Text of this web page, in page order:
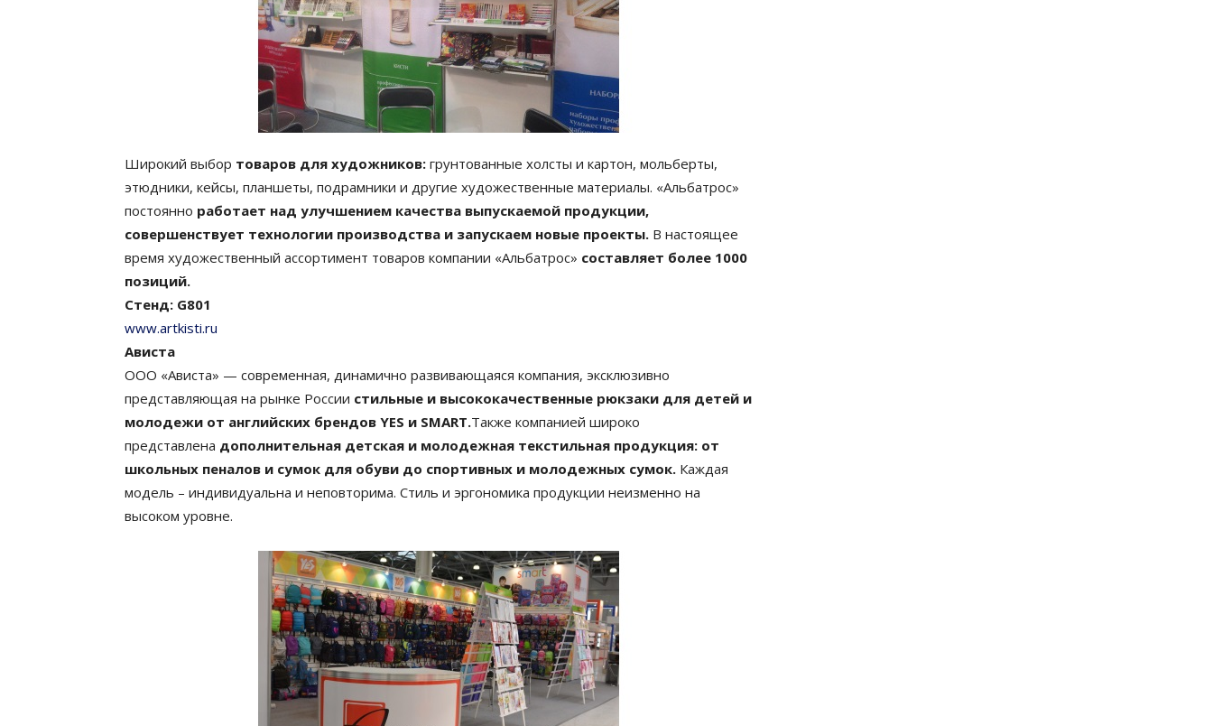
Широкий выбор товаров для художников: грунтованные холсты и картон, мольберты,
этюдники, кейсы, планшеты, подрамники и другие художественные материалы. «Альбатрос»
постоянно работает над улучшением качества выпускаемой продукции,
совершенствует технологии производства и запускаем новые проекты. В настоящее
время художественный ассортимент товаров компании «Альбатрос» составляет более 1000
позиций.
Стенд: G801
www.artkisti.ru
Ависта
ООО «Ависта» — современная, динамично развивающаяся компания, эксклюзивно
представляющая на рынке России стильные и высококачественные рюкзаки для детей и
молодежи от английских брендов YES и SMART.Также компанией широко
представлена дополнительная детская и молодежная текстильная продукция: от
школьных пеналов и сумок для обуви до спортивных и молодежных сумок. Каждая
модель – индивидуальна и неповторима. Стиль и эргономика продукции неизменно на
высоком уровне.